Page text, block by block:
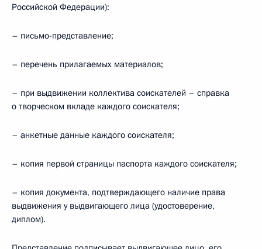
Российской Федерации):
– письмо-представление;
– перечень прилагаемых материалов;
– при выдвижении коллектива соискателей – справка
о творческом вкладе каждого соискателя;
– анкетные данные каждого соискателя;
– копия первой страницы паспорта каждого соискателя;
– копия документа, подтверждающего наличие права
выдвижения у выдвигающего лица (удостоверение,
диплом).